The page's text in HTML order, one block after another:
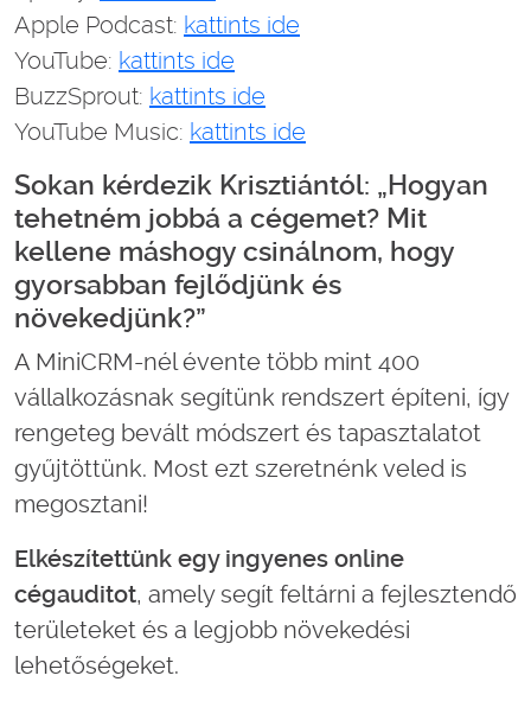
Apple Podcast: kattints ide
YouTube: kattints ide
BuzzSprout: kattints ide
YouTube Music: kattints ide
Sokan kérdezik Krisztiántól: „Hogyan
tehetném jobbá a cégemet? Mit
kellene máshogy csinálnom, hogy
gyorsabban fejlődjünk és
növekedjünk?”
A MiniCRM-nél évente több mint 400
vállalkozásnak segítünk rendszert építeni, így
rengeteg bevált módszert és tapasztalatot
gyűjtöttünk. Most ezt szeretnénk veled is
megosztani!
Elkészítettünk egy ingyenes online
cégauditot, amely segít feltárni a fejlesztendő
területeket és a legjobb növekedési
lehetőségeket.